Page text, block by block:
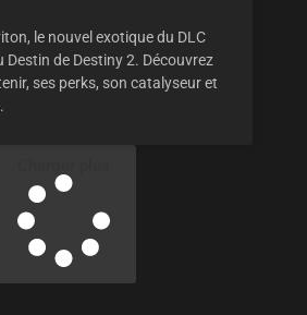
le nouvel exotique du DLC
Destin de Destiny 2. Découvrez
ses perks, son catalyseur et